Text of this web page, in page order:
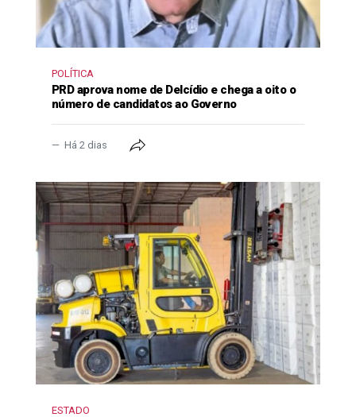
POLÍTICA
PRD aprova nome de Delcídio e chega a oito o
número de candidatos ao Governo
Há 2 dias
ESTADO